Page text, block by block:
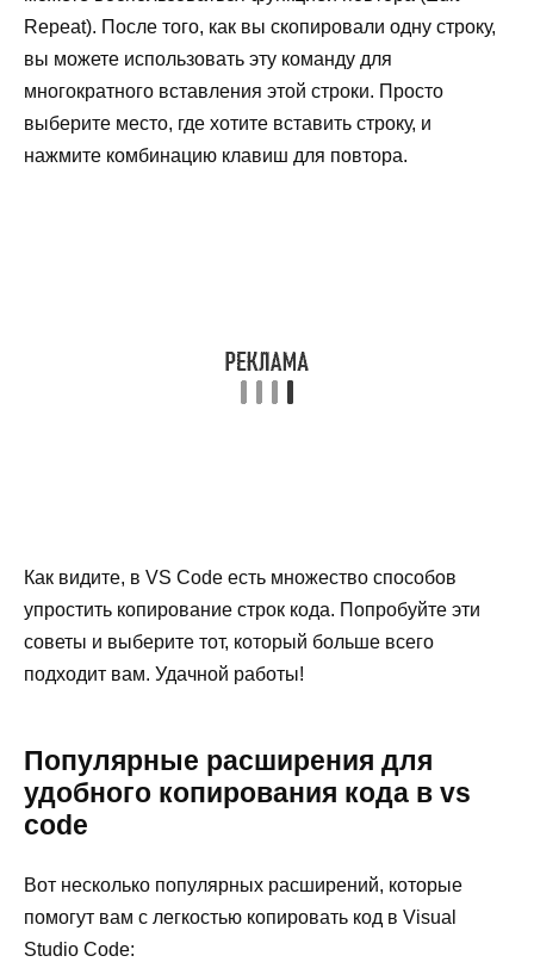
Repeat). После того, как вы скопировали одну строку,
вы можете использовать эту команду для
многократного вставления этой строки. Просто
выберите место, где хотите вставить строку, и
нажмите комбинацию клавиш для повтора.
Как видите, в VS Code есть множество способов
упростить копирование строк кода. Попробуйте эти
советы и выберите тот, который больше всего
подходит вам. Удачной работы!
Популярные расширения для
удобного копирования кода в vs
code
Вот несколько популярных расширений, которые
помогут вам с легкостью копировать код в Visual
Studio Code: